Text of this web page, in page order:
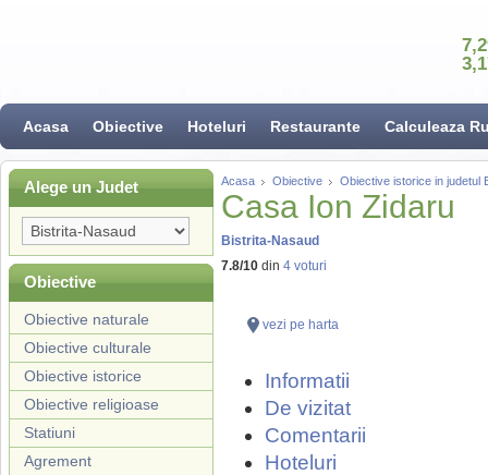
Acasa Obiective Hoteluri Restaurante Calculeaza
Alege un Judet
Obiective
Obiective naturale
Obiective culturale
Obiective istorice
Obiective religioase
Statiuni
Agrement
Acasa Obiective Obiective istorice in judetul
Casa Ion Zidaru
Bistrita-Nasaud
7.8/10 din 4 voturi
vezi pe harta
Informatii
De vizitat
Comentarii
Hoteluri